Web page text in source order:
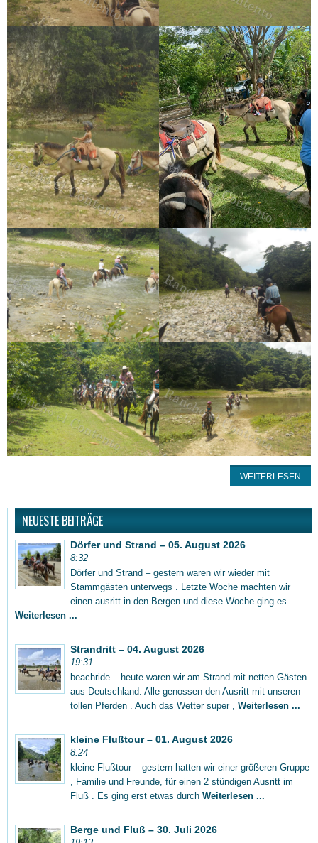
WEITERLESEN
NEUESTE BEITRÄGE
Dörfer und Strand – 05. August 2026
8:32
Dörfer und Strand – gestern waren wir wieder mit
Stammgästen unterwegs . Letzte Woche machten wir
einen ausritt in den Bergen und diese Woche ging es
Weiterlesen ...
Strandritt – 04. August 2026
19:31
beachride – heute waren wir am Strand mit netten Gästen
aus Deutschland. Alle genossen den Ausritt mit unseren
tollen Pferden . Auch das Wetter super , Weiterlesen ...
kleine Flußtour – 01. August 2026
8:24
kleine Flußtour – gestern hatten wir einer größeren Gruppe
, Familie und Freunde, für einen 2 stündigen Ausritt im
Fluß . Es ging erst etwas durch Weiterlesen ...
Berge und Fluß – 30. Juli 2026